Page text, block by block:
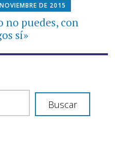
DE 2015
no puedes, con
sí»
Buscar